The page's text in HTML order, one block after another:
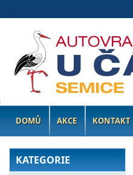
DOMŮ AKCE KONTAKT
KATEGORIE